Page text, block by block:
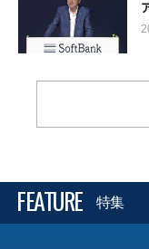
FEATURE 特集